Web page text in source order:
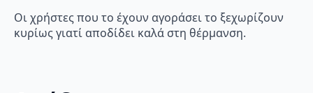
Οι χρήστες που το έχουν αγοράσει το ξεχωρίζουν
κυρίως γιατί αποδίδει καλά στη θέρμανση.